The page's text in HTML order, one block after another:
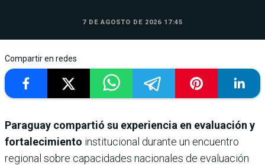
7 DE AGOSTO DE 2026 17:45
Compartir en redes
Paraguay compartió su experiencia en evaluación y
fortalecimiento institucional durante un encuentro
regional sobre capacidades nacionales de evaluación